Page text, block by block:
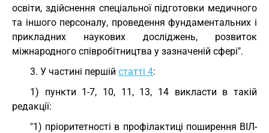
освіти, здійснення спеціальної підготовки медичного
та іншого персоналу, проведення фундаментальних і
прикладних наукових досліджень, розвиток
міжнародного співробітництва у зазначеній сфері".
3. У частині першій статті 4:
1) пункти 1-7, 10, 11, 13, 14 викласти в такій
редакції:
"1) пріоритетності в профілактиці поширення ВІЛ-